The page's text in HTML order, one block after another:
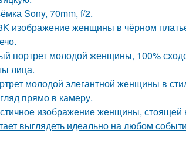
Sony, 70mm, f/2.
изображение женщины в чёрном
портрет молодой женщины, 100%
лица.
молодой элегантной женщины в
прямо в камеру.
изображение женщины, стоящей
выглядеть идеально на любом